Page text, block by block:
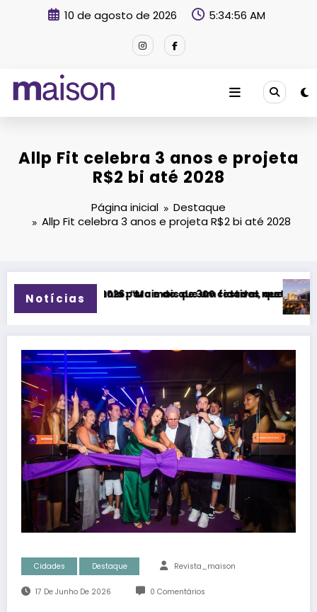
10 de agosto de 2026 5:34:58 AM
Revista Maison
Allp Fit celebra 3 anos e projeta
R$2 bi até 2028
Página inicial
Destaque
Allp Fit celebra 3 anos e projeta R$2 bi até 2028
Notícias
cidades neste domingo (9)
um festival, queremos criar um encontro que transforme
Festival Timbre 2026 transforma
Cidades Destaque Revista_maison
17 De Junho De 2026 0 Comentários